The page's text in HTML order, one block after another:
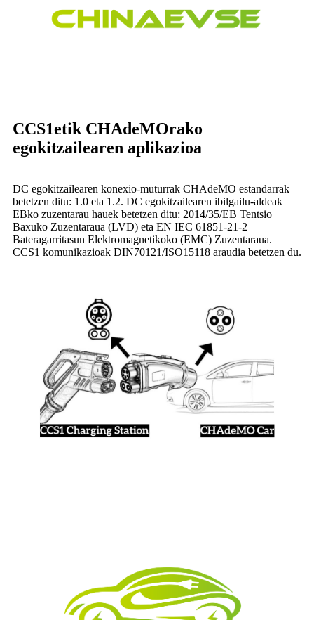
CCS1etik CHAdeMOrako
egokitzailearen aplikazioa
DC egokitzailearen konexio-muturrak CHAdeMO estandarrak
betetzen ditu: 1.0 eta 1.2. DC egokitzailearen ibilgailu-aldeak
EBko zuzentarau hauek betetzen ditu: 2014/35/EB Tentsio
Baxuko Zuzentaraua (LVD) eta EN IEC 61851-21-2
Bateragarritasun Elektromagnetikoko (EMC) Zuzentaraua.
CCS1 komunikazioak DIN70121/ISO15118 araudia betetzen du.